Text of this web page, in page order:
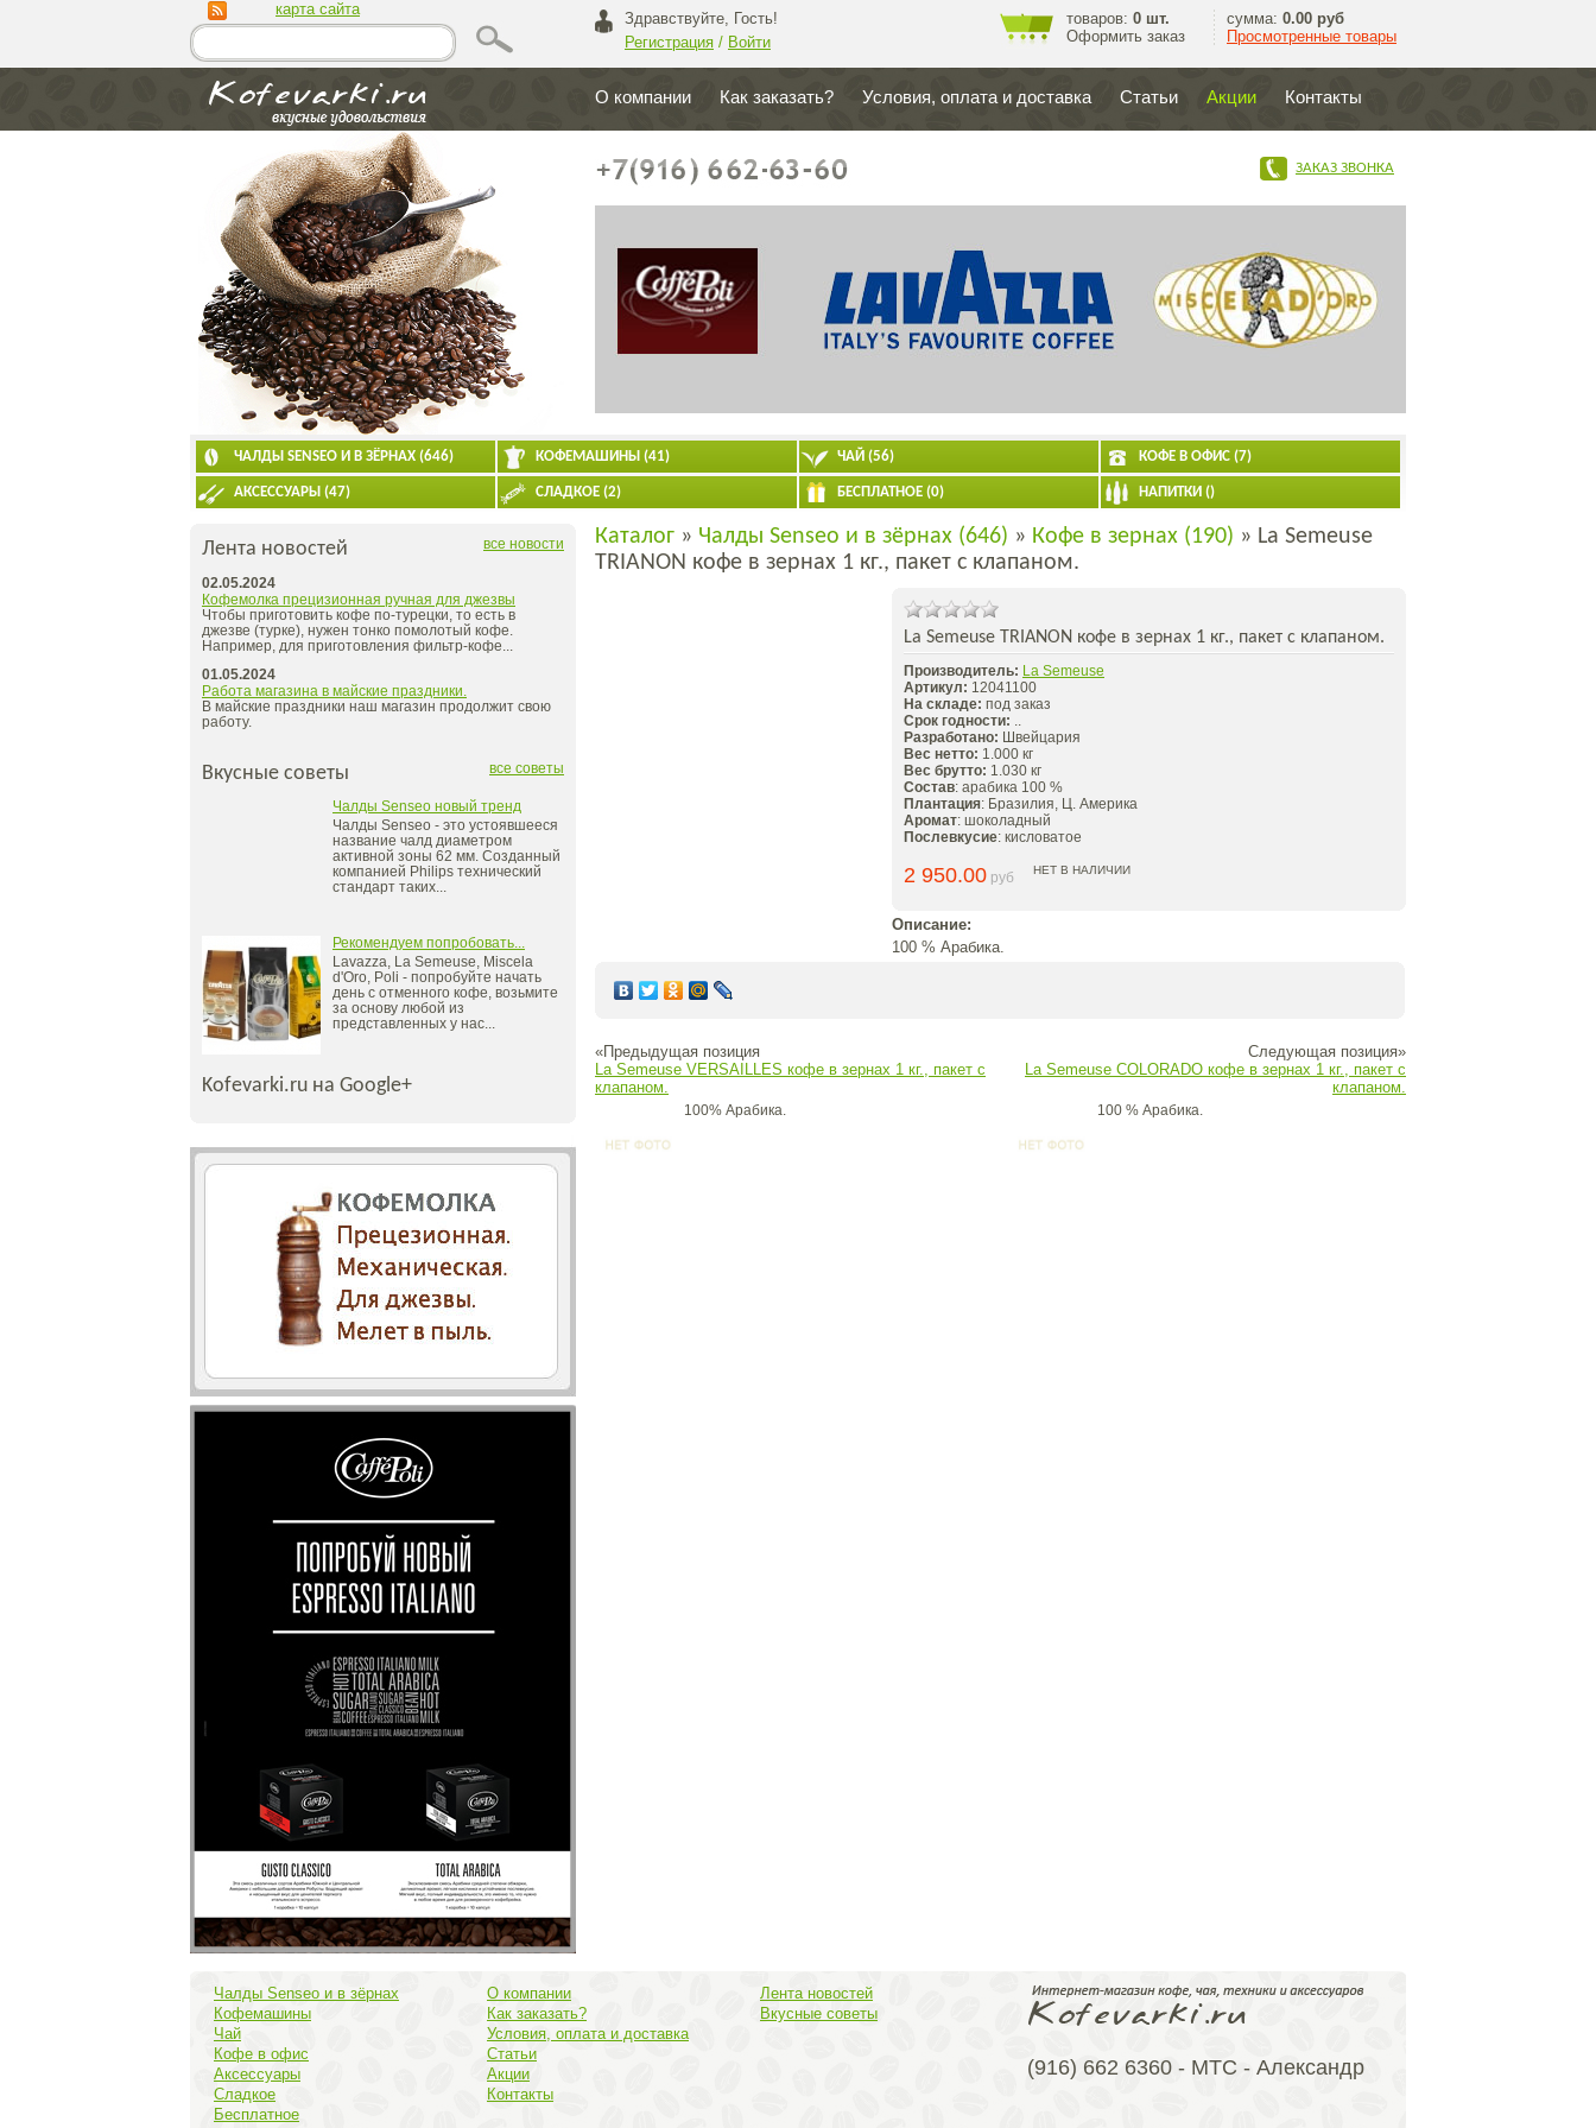
карта сайта
Здравствуйте, Гость!
Регистрация / Войти
товаров: 0 шт.
Оформить заказ
сумма: 0.00 руб
Просмотренные товары
О компании Как заказать? Условия, оплата и доставка Статьи Акции Контакты
ЗАКАЗ ЗВОНКА
ЧАЛДЫ SENSEO И В ЗЁРНАХ (646) КОФЕМАШИНЫ (41) ЧАЙ (56) КОФЕ В ОФИС (7)
АКСЕССУАРЫ (47) СЛАДКОЕ (2) БЕСПЛАТНОЕ (0) НАПИТКИ ()
Лента новостей все новости
02.05.2024
Кофемолка прецизионная ручная для джезвы
Чтобы приготовить кофе по-турецки, то есть в
джезве (турке), нужен тонко помолотый кофе.
Например, для приготовления фильтр-кофе...
01.05.2024
Работа магазина в майские праздники.
В майские праздники наш магазин продолжит свою
работу.
Вкусные советы все советы
Чалды Senseo новый тренд
Чалды Senseo - это устоявшееся
название чалд диаметром
активной зоны 62 мм. Созданный
компанией Philips технический
стандарт таких...
Рекомендуем попробовать...
Lavazza, La Semeuse, Miscela
d'Oro, Poli - попробуйте начать
день с отменного кофе, возьмите
за основу любой из
представленных у нас...
Kofevarki.ru на Google+
Каталог » Чалды Senseo и в зёрнах (646) » Кофе в зернах (190) » La Semeuse
TRIANON кофе в зернах 1 кг., пакет с клапаном.
La Semeuse TRIANON кофе в зернах 1 кг., пакет с клапаном.
Производитель: La Semeuse
Артикул: 12041100
На складе: под заказ
Срок годности: ..
Разработано: Швейцария
Вес нетто: 1.000 кг
Вес брутто: 1.030 кг
Состав: арабика 100 %
Плантация: Бразилия, Ц. Америка
Аромат: шоколадный
Послевкусие: кисловатое
2 950.00 руб НЕТ В НАЛИЧИИ
Описание:
100 % Арабика.
«Предыдущая позиция
La Semeuse VERSAILLES кофе в зернах 1 кг., пакет с
клапаном.
100% Арабика.
Следующая позиция»
La Semeuse COLORADO кофе в зернах 1 кг., пакет с
клапаном.
100 % Арабика.
Чалды Senseo и в зёрнах
Кофемашины
Чай
Кофе в офис
Аксессуары
Сладкое
Бесплатное
О компании
Как заказать?
Условия, оплата и доставка
Статьи
Акции
Контакты
Лента новостей
Вкусные советы
(916) 662 6360 - МТС - Александр